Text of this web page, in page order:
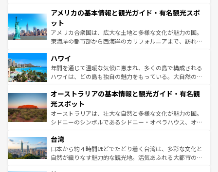
ンツ一覧を参照してほしい。
の建物がそのまま残る町や、スイスならではのユニークな
博物館もあり、アルプス観光だけでなく町歩きも満喫する
ことができる。国民の所得が高いため物価も高いが、旅行
者向けの交通パス提供のサービスもあり、うまく活用すれ
着のスイス情報は
アメリカの基本情報と観光ガイド・有名観光スポ
ット
アメリカ合衆国は、広大な土地と多様な文化が魅力の国。
東海岸の都市部から西海岸のカリフォルニアまで、訪れる
のような巨大都市は、観光、ショッピング、エンターテイ
ンメントが詰まった刺激的なスポットだ。一方、アメリカ
西部には大自然が広がり、グランドキャニオンやイエロー
部のニューオーリンズでは、音楽と美食が融合した独特の
文化が魅力。旅行者はアメリカの各地域で異なる魅力を楽
しみながら、その多様性と豊かな歴史を感じることができ
るだろう。車でのロードトリップや列車の旅も、アメリカ
情報は
ハワイ
年間を通じて温暖な気候に恵まれ、多くの島で構成される
ハワイは、どの島も独自の魅力をもっている。大自然の神
ワイ島は見逃せない。また、定番の観光地といえばオアフ
島だが、静かな自然を求めるならマウイ島やカウアイ島が
おすすめ。エメラルドグリーンに輝く海をはじめ、豊かな
文化や歴史が息づいている。「アロハスピリット」と呼ば
人々、おいしいローカルフードやハワイアンミュージッ
ク、伝統的なフラダンスなど、すべてがハワイの魅力を彩
っている。訪れるたびに新しい発見と感動が待っているハ
オーストラリアの基本情報と観光ガイド・有名観
光スポット
オーストラリアは、壮大な自然と多様な文化が魅力の国。
シドニーのシンボルであるシドニー・オペラハウス、オー
リアリーフや大陸中央部にそびえるウルル（エアーズロッ
ク）、タスマニアの美しい原生林やケアンズの熱帯雨林な
ど、見どころがたくさん。また、カフェやワイン、オージ
台湾
日本から約４時間ほどでたどり着く台湾は、多彩な文化と
自然が織りなす魅力的な観光地。活気あふれる大都市の台